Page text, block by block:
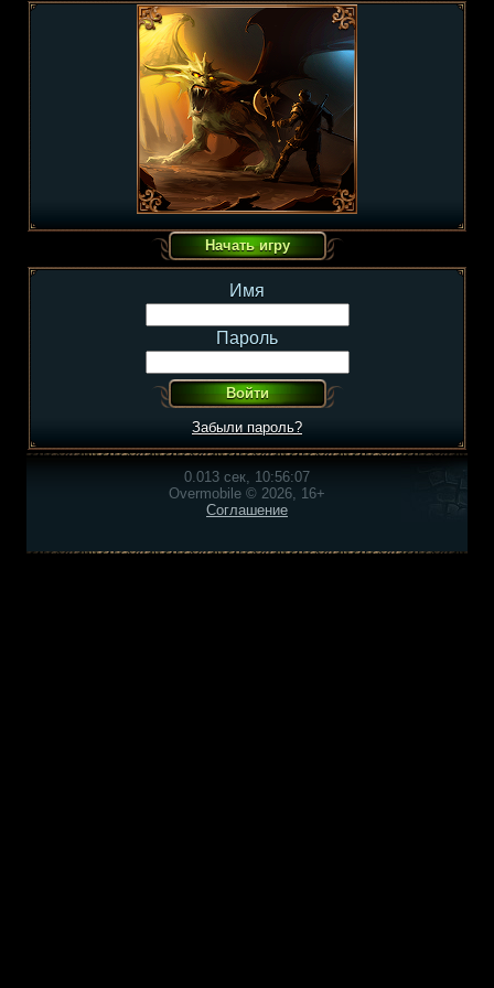
Имя
Пароль
Забыли пароль?
0.013 сек, 10:56:07
Overmobile © 2026, 16+
Соглашение